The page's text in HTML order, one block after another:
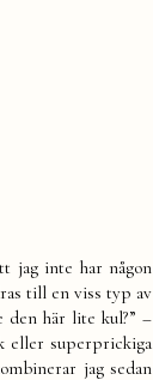
jag inte har någon
till en viss typ av
den här lite kul?” –
eller superprickiga
jag sedan